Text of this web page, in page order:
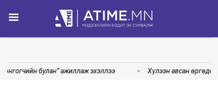
булан” ажиллаж эхэллээ Хүлээн авсан